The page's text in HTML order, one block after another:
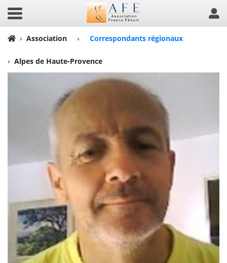
Association › Correspondants régionaux
Alpes de Haute-Provence